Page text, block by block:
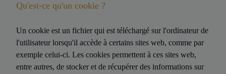
Qu'est-ce qu'un cookie ?
Un cookie est un fichier qui est téléchargé sur l'ordinateur de
l'utilisateur lorsqu'il accède à certains sites web, comme par
exemple celui-ci. Les cookies permettent à ces sites web,
entre autres, de stocker et de récupérer des informations sur